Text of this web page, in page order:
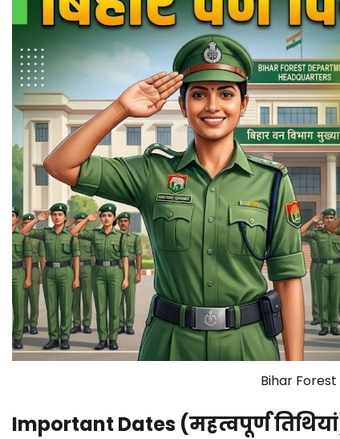
Bihar
Important Dates (महत्वपूर्ण